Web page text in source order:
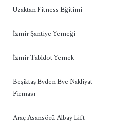
Uzaktan Fitness Eğitimi
İzmir Şantiye Yemeği
İzmir Tabldot Yemek
Beşiktaş Evden Eve Nakliyat
Firması
Araç Asansörü Albay Lift